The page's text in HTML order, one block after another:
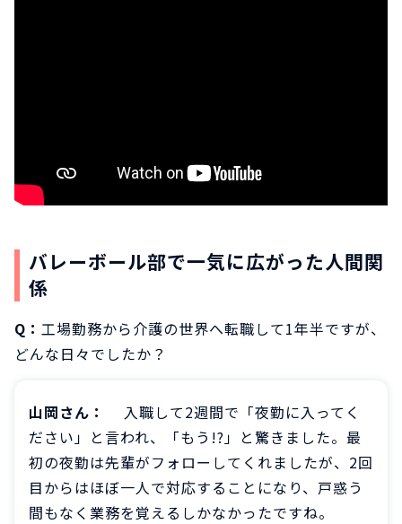
バレーボール部で一気に広がった人間関
係
Q： 工場勤務から介護の世界へ転職して1年半ですが、
どんな日々でしたか？
山岡さん：
入職して2週間で「夜勤に入ってく
ださい」と言われ、「もう!?」と驚きました。最
初の夜勤は先輩がフォローしてくれましたが、2回
目からはほぼ一人で対応することになり、戸惑う
間もなく業務を覚えるしかなかったですね。